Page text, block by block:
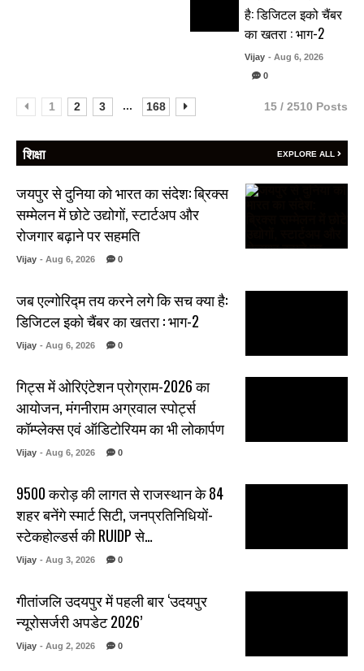
है: डिजिटल इको चैंबर
का खतरा : भाग-2
Vijay - Aug 6, 2026
0
1 2 3 ... 168 15 / 2510 Posts
शिक्षा EXPLORE ALL
जयपुर से दुनिया को भारत का संदेश: ब्रिक्स
सम्मेलन में छोटे उद्योगों, स्टार्टअप और
रोजगार बढ़ाने पर सहमति
Vijay - Aug 6, 2026 0
जब एल्गोरिद्म तय करने लगे कि सच क्या है:
डिजिटल इको चैंबर का खतरा : भाग-2
Vijay - Aug 6, 2026 0
गिट्स में ओरिएंटेशन प्रोग्राम-2026 का
आयोजन, मंगनीराम अग्रवाल स्पोर्ट्स
कॉम्प्लेक्स एवं ऑडिटोरियम का भी लोकार्पण
Vijay - Aug 6, 2026 0
₹9500 करोड़ की लागत से राजस्थान के 84
शहर बनेंगे स्मार्ट सिटी, जनप्रतिनिधियों-
स्टेकहोल्डर्स की RUIDP से…
Vijay - Aug 3, 2026 0
गीतांजलि उदयपुर में पहली बार ‘उदयपुर
न्यूरोसर्जरी अपडेट 2026’
Vijay - Aug 2, 2026 0